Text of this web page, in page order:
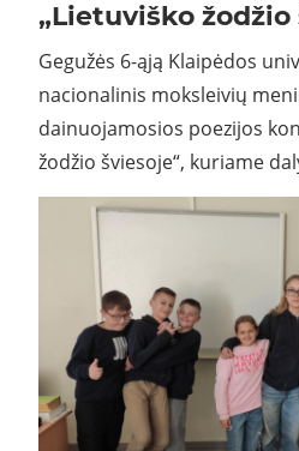
„Lietuviško žodžio
Gegužės 6-ąją Klaipėdos
nacionalinis moksleivių
dainuojamosios poezijos
žodžio šviesoje“, kuriame